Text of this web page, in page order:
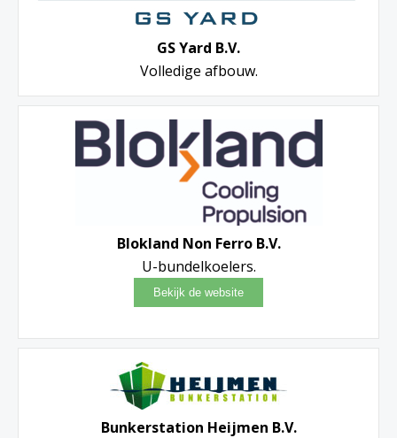
GS Yard B.V.
Volledige afbouw.
Blokland Non Ferro B.V.
U-bundelkoelers.
Bunkerstation Heijmen B.V.